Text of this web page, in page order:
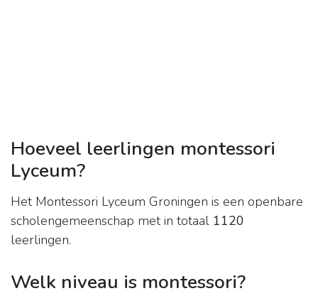
Hoeveel leerlingen montessori
Lyceum?
Het Montessori Lyceum Groningen is een openbare
scholengemeenschap met in totaal 1120
leerlingen.
Welk niveau is montessori?